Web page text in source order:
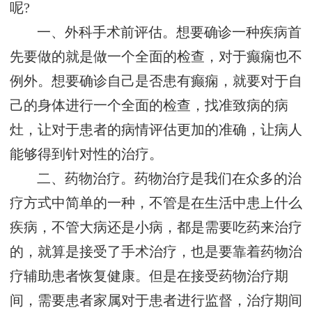
呢?
一、外科手术前评估。想要确诊一种疾病首
先要做的就是做一个全面的检查，对于癫痫也不
例外。想要确诊自己是否患有癫痫，就要对于自
己的身体进行一个全面的检查，找准致病的病
灶，让对于患者的病情评估更加的准确，让病人
能够得到针对性的治疗。
二、药物治疗。药物治疗是我们在众多的治
疗方式中简单的一种，不管是在生活中患上什么
疾病，不管大病还是小病，都是需要吃药来治疗
的，就算是接受了手术治疗，也是要靠着药物治
疗辅助患者恢复健康。但是在接受药物治疗期
间，需要患者家属对于患者进行监督，治疗期间